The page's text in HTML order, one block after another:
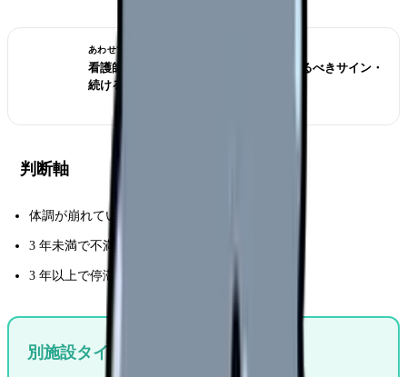
あわせて読みたい
看護師を辞めたい時の完全ガイド｜辞めるべきサイン・
続ける選択・転職準備
判断軸
体調が崩れている → 即離脱
3 年未満で不満のみ → 3 年目まで続ける検討
3 年以上で停滞感 → 転職でキャリアアップ
別施設タイプの働き方を比較